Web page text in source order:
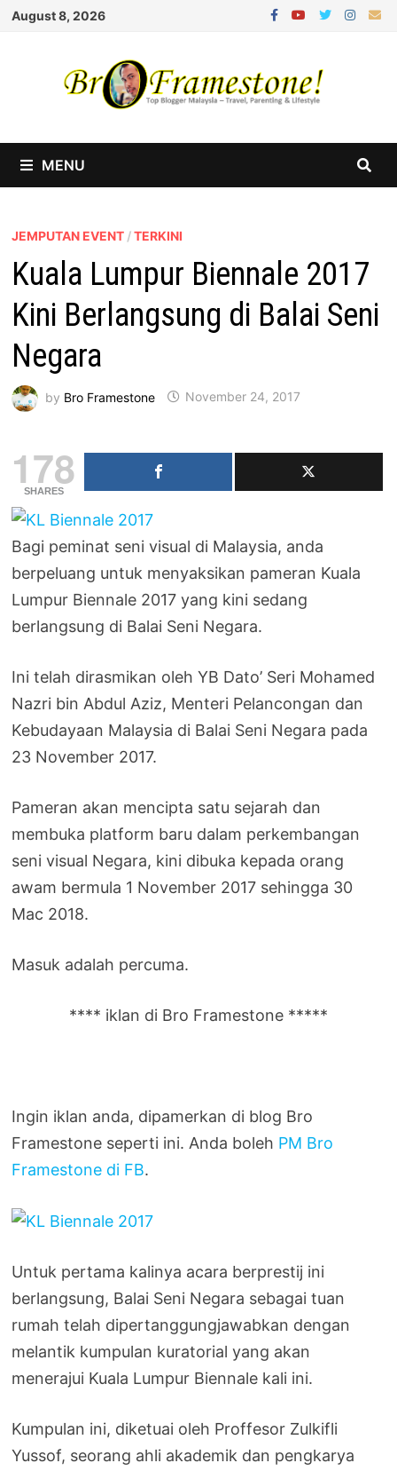
Skip
August 8, 2026
MENU
JEMPUTAN EVENT /TERKINI
Kuala Lumpur Biennale 2017
Kini Berlangsung di Balai Seni
Negara
by Bro Framestone November 24, 2017
178
SHARES
Bagi peminat seni visual di Malaysia, anda
berpeluang untuk menyaksikan pameran Kuala
Lumpur Biennale 2017 yang kini sedang
berlangsung di Balai Seni Negara.
Ini telah dirasmikan oleh YB Dato’ Seri Mohamed
Nazri bin Abdul Aziz, Menteri Pelancongan dan
Kebudayaan Malaysia di Balai Seni Negara pada
23 November 2017.
Pameran akan mencipta satu sejarah dan
membuka platform baru dalam perkembangan
seni visual Negara, kini dibuka kepada orang
awam bermula 1 November 2017 sehingga 30
Mac 2018.
Masuk adalah percuma.
**** iklan di Bro Framestone *****
Ingin iklan anda, dipamerkan di blog Bro
Framestone seperti ini. Anda boleh PM Bro
Framestone di FB.
Untuk pertama kalinya acara berprestij ini
berlangsung, Balai Seni Negara sebagai tuan
rumah telah dipertanggungjawabkan dengan
melantik kumpulan kuratorial yang akan
menerajui Kuala Lumpur Biennale kali ini.
Kumpulan ini, diketuai oleh Proffesor Zulkifli
Yussof, seorang ahli akademik dan pengkarya